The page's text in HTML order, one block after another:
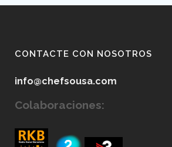
CONTACTE CON NOSOTROS
info@chefsousa.com
Colaboraciones: